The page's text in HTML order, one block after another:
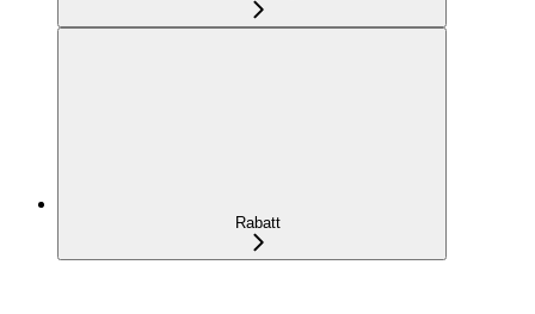
Rabatt